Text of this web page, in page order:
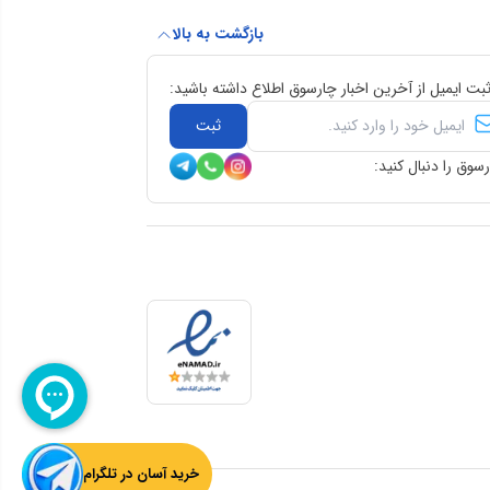
بازگشت به بالا
ثبت ایمیل از آخرین اخبار چارسوق اطلاع داشته باشید:
ثبت
را دنبال کنید:
خرید آسان در تلگرام